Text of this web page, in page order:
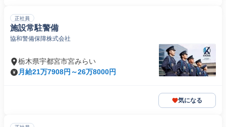
正社員
施設常駐警備
協和警備保障株式会社
栃木県宇都宮市宮みらい
月給21万7908円～26万8000円
気になる